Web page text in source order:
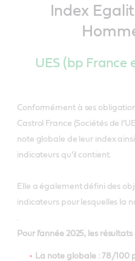
Index
UES (bp France
Conformément à ses
Castrol France (Sociétés de
note globale de leur index
indicateurs qu’il contient.
Elle a également défini des
indicateurs pour lesquelles la
.
Pour l’année 2025, les
La note globale : 78/100